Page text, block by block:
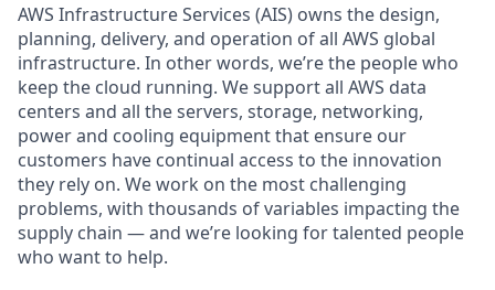
AWS Infrastructure Services (AIS) owns the design,
planning, delivery, and operation of all AWS global
infrastructure. In other words, we’re the people who
keep the cloud running. We support all AWS data
centers and all the servers, storage, networking,
power and cooling equipment that ensure our
customers have continual access to the innovation
they rely on. We work on the most challenging
problems, with thousands of variables impacting the
supply chain — and we’re looking for talented people
who want to help.